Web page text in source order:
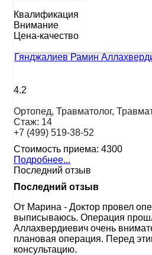
Квалификация
Внимание
Цена-качество
Гянджалиев Рамин
4.2
Ортопед, Травматолог,
Стаж: 14
+7 (499) 519-38-52
Стоимость приема: 4300
Подробнее...
Последний отзыв
Последний отзыв
От Марина - Доктор провел
выписываюсь. Операция
Аллахвердиевич очень
плановая операция. Перед
консультацию.